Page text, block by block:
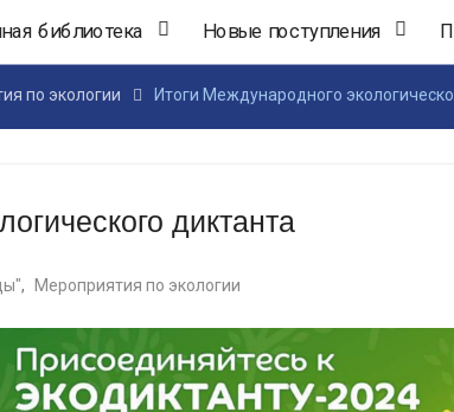
библиотека Новые поступления
по экологии Итоги Международного
диктанта
, Мероприятия по экологии